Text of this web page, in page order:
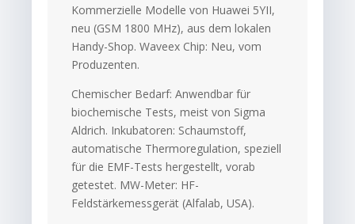
Kommerzielle Modelle von Huawei 5YII,
neu (GSM 1800 MHz), aus dem lokalen
Handy-Shop. Waveex Chip: Neu, vom
Produzenten.
Chemischer Bedarf: Anwendbar für
biochemische Tests, meist von Sigma
Aldrich. Inkubatoren: Schaumstoff,
automatische Thermoregulation, speziell
für die EMF-Tests hergestellt, vorab
getestet. MW-Meter: HF-
Feldstärkemessgerät (Alfalab, USA).